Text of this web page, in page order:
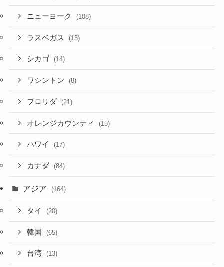
ニューヨーク (108)
ラスベガス (15)
シカゴ (14)
ワシントン (8)
フロリダ (21)
オレンジカウンティ (15)
ハワイ (17)
カナダ (84)
アジア (164)
タイ (20)
韓国 (65)
台湾 (13)